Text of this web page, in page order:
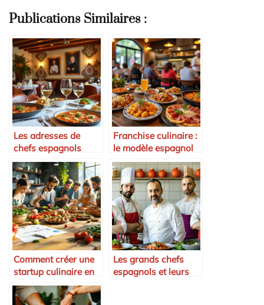
Publications Similaires :
Les adresses de
chefs espagnols
installés en France
Franchise culinaire :
le modèle espagnol
peut-il s’exporter ?
Comment créer une
startup culinaire en
Espagne
Les grands chefs
espagnols et leurs